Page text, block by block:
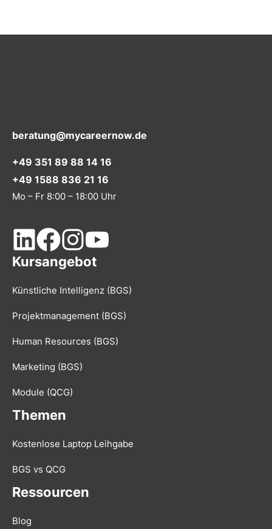
beratung@mycareernow.de
+49 351 89 88 14 16
+49 1588 836 21 16
Mo – Fr 8:00 – 18:00 Uhr
Kursangebot
Künstliche Intelligenz (BGS)
Projektmanagement (BGS)
Human Resources (BGS)
Marketing (BGS)
Module (QCG)
Themen
Kostenlose Laptop Leihgabe
BGS vs QCG
Ressourcen
Blog